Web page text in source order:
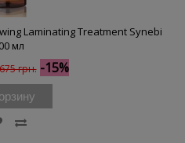
Laminating Treatment Synebi
мл
грн. -15%